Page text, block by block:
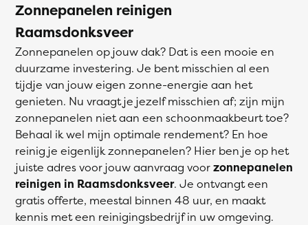
Zonnepanelen reinigen
Raamsdonksveer
Zonnepanelen op jouw dak? Dat is een mooie en
duurzame investering. Je bent misschien al een
tijdje van jouw eigen zonne-energie aan het
genieten. Nu vraagt je jezelf misschien af; zijn mijn
zonnepanelen niet aan een schoonmaakbeurt toe?
Behaal ik wel mijn optimale rendement? En hoe
reinig je eigenlijk zonnepanelen? Hier ben je op het
juiste adres voor jouw aanvraag voorzonnepanelen
reinigen in Raamsdonksveer. Je ontvangt een
gratis offerte, meestal binnen 48 uur, en maakt
kennis met een reinigingsbedrijf in uw omgeving.